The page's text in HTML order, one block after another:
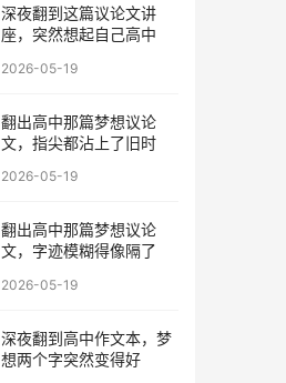
深夜翻到这篇议论文讲
座，突然想起自己高中
2026-05-19
翻出高中那篇梦想议论
文，指尖都沾上了旧时
2026-05-19
翻出高中那篇梦想议论
文，字迹模糊得像隔了
2026-05-19
深夜翻到高中作文本，梦
想两个字突然变得好